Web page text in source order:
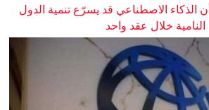
أن الذكاء الاصطناعي قد يسرّع تنمية الدول
النامية خلال عقد واحد